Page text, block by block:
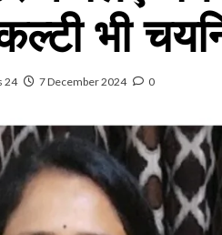
भी
24 7 December 2024 0